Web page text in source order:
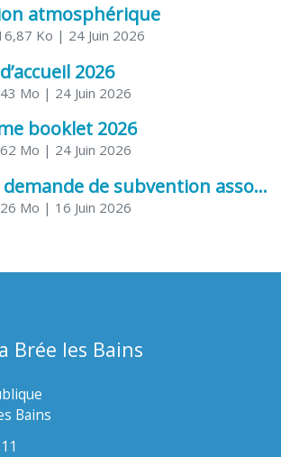
atmosphérique
Ko | 24 Juin 2026
2026
Mo | 24 Juin 2026
booklet 2026
Mo | 24 Juin 2026
CERFA demande de subvention association
Mo | 16 Juin 2026
Brée les Bains
Bains